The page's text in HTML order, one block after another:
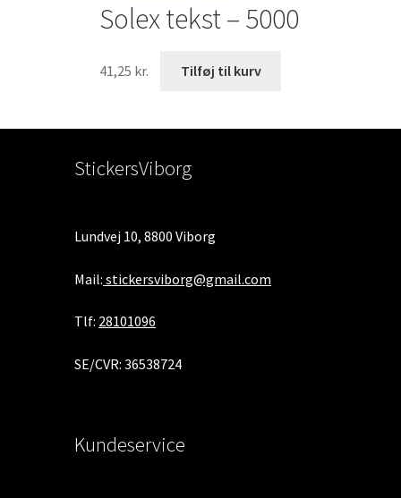
Solex tekst – 5000
41,25 kr. Tilføj til kurv
StickersViborg
Lundvej 10, 8800 Viborg
Mail: stickersviborg@gmail.com
Tlf: 28101096
SE/CVR: 36538724
Kundeservice